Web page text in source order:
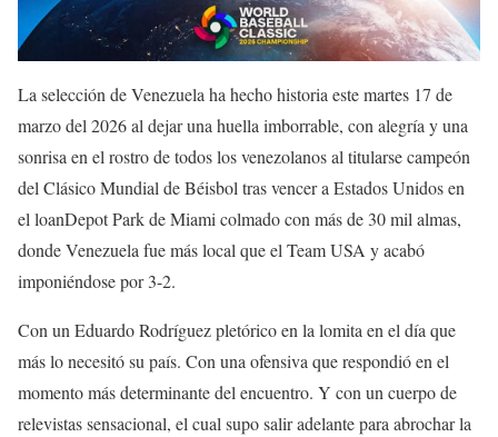
La selección de Venezuela ha hecho historia este martes 17 de
marzo del 2026 al dejar una huella imborrable, con alegría y una
sonrisa en el rostro de todos los venezolanos al titularse campeón
del Clásico Mundial de Béisbol tras vencer a Estados Unidos en
el loanDepot Park de Miami colmado con más de 30 mil almas,
donde Venezuela fue más local que el Team USA y acabó
imponiéndose por 3-2.
Con un Eduardo Rodríguez pletórico en la lomita en el día que
más lo necesitó su país. Con una ofensiva que respondió en el
momento más determinante del encuentro. Y con un cuerpo de
relevistas sensacional, el cual supo salir adelante para abrochar la